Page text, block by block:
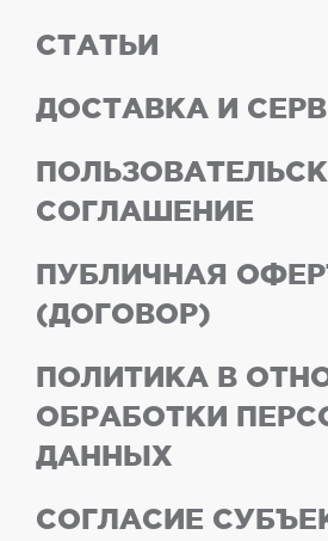
СТАТЬИ
ДОСТАВКА И
СОГЛАШЕНИЕ
ПУБЛИЧНАЯ
(ДОГОВОР)
ПОЛИТИКА В
ОБРАБОТКИ
ДАННЫХ
СОГЛАСИЕ